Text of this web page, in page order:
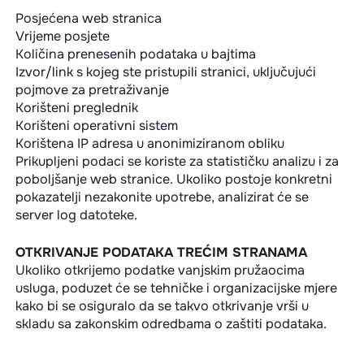
Posjećena web stranica
Vrijeme posjete
Količina prenesenih podataka u bajtima
Izvor/link s kojeg ste pristupili stranici, uključujući
pojmove za pretraživanje
Korišteni preglednik
Korišteni operativni sistem
Korištena IP adresa u anonimiziranom obliku
Prikupljeni podaci se koriste za statističku analizu i za
poboljšanje web stranice. Ukoliko postoje konkretni
pokazatelji nezakonite upotrebe, analizirat će se
server log datoteke.
OTKRIVANJE PODATAKA TREĆIM STRANAMA
Ukoliko otkrijemo podatke vanjskim pružaocima
usluga, poduzet će se tehničke i organizacijske mjere
kako bi se osiguralo da se takvo otkrivanje vrši u
skladu sa zakonskim odredbama o zaštiti podataka.